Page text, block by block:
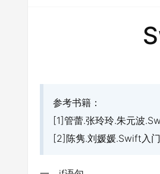
参考书籍：
[1]管蕾.张玲玲.朱元波
[2]陈隽.刘媛媛.Swift入